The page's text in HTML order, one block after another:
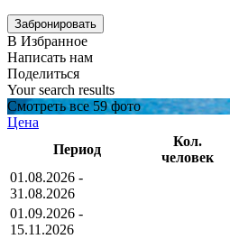
В Избранное
Написать нам
Поделиться
Your search results
Смотреть все 59 фото
Цена
Период
Кол.
человек
01.08.2026 -
31.08.2026
01.09.2026 -
15.11.2026